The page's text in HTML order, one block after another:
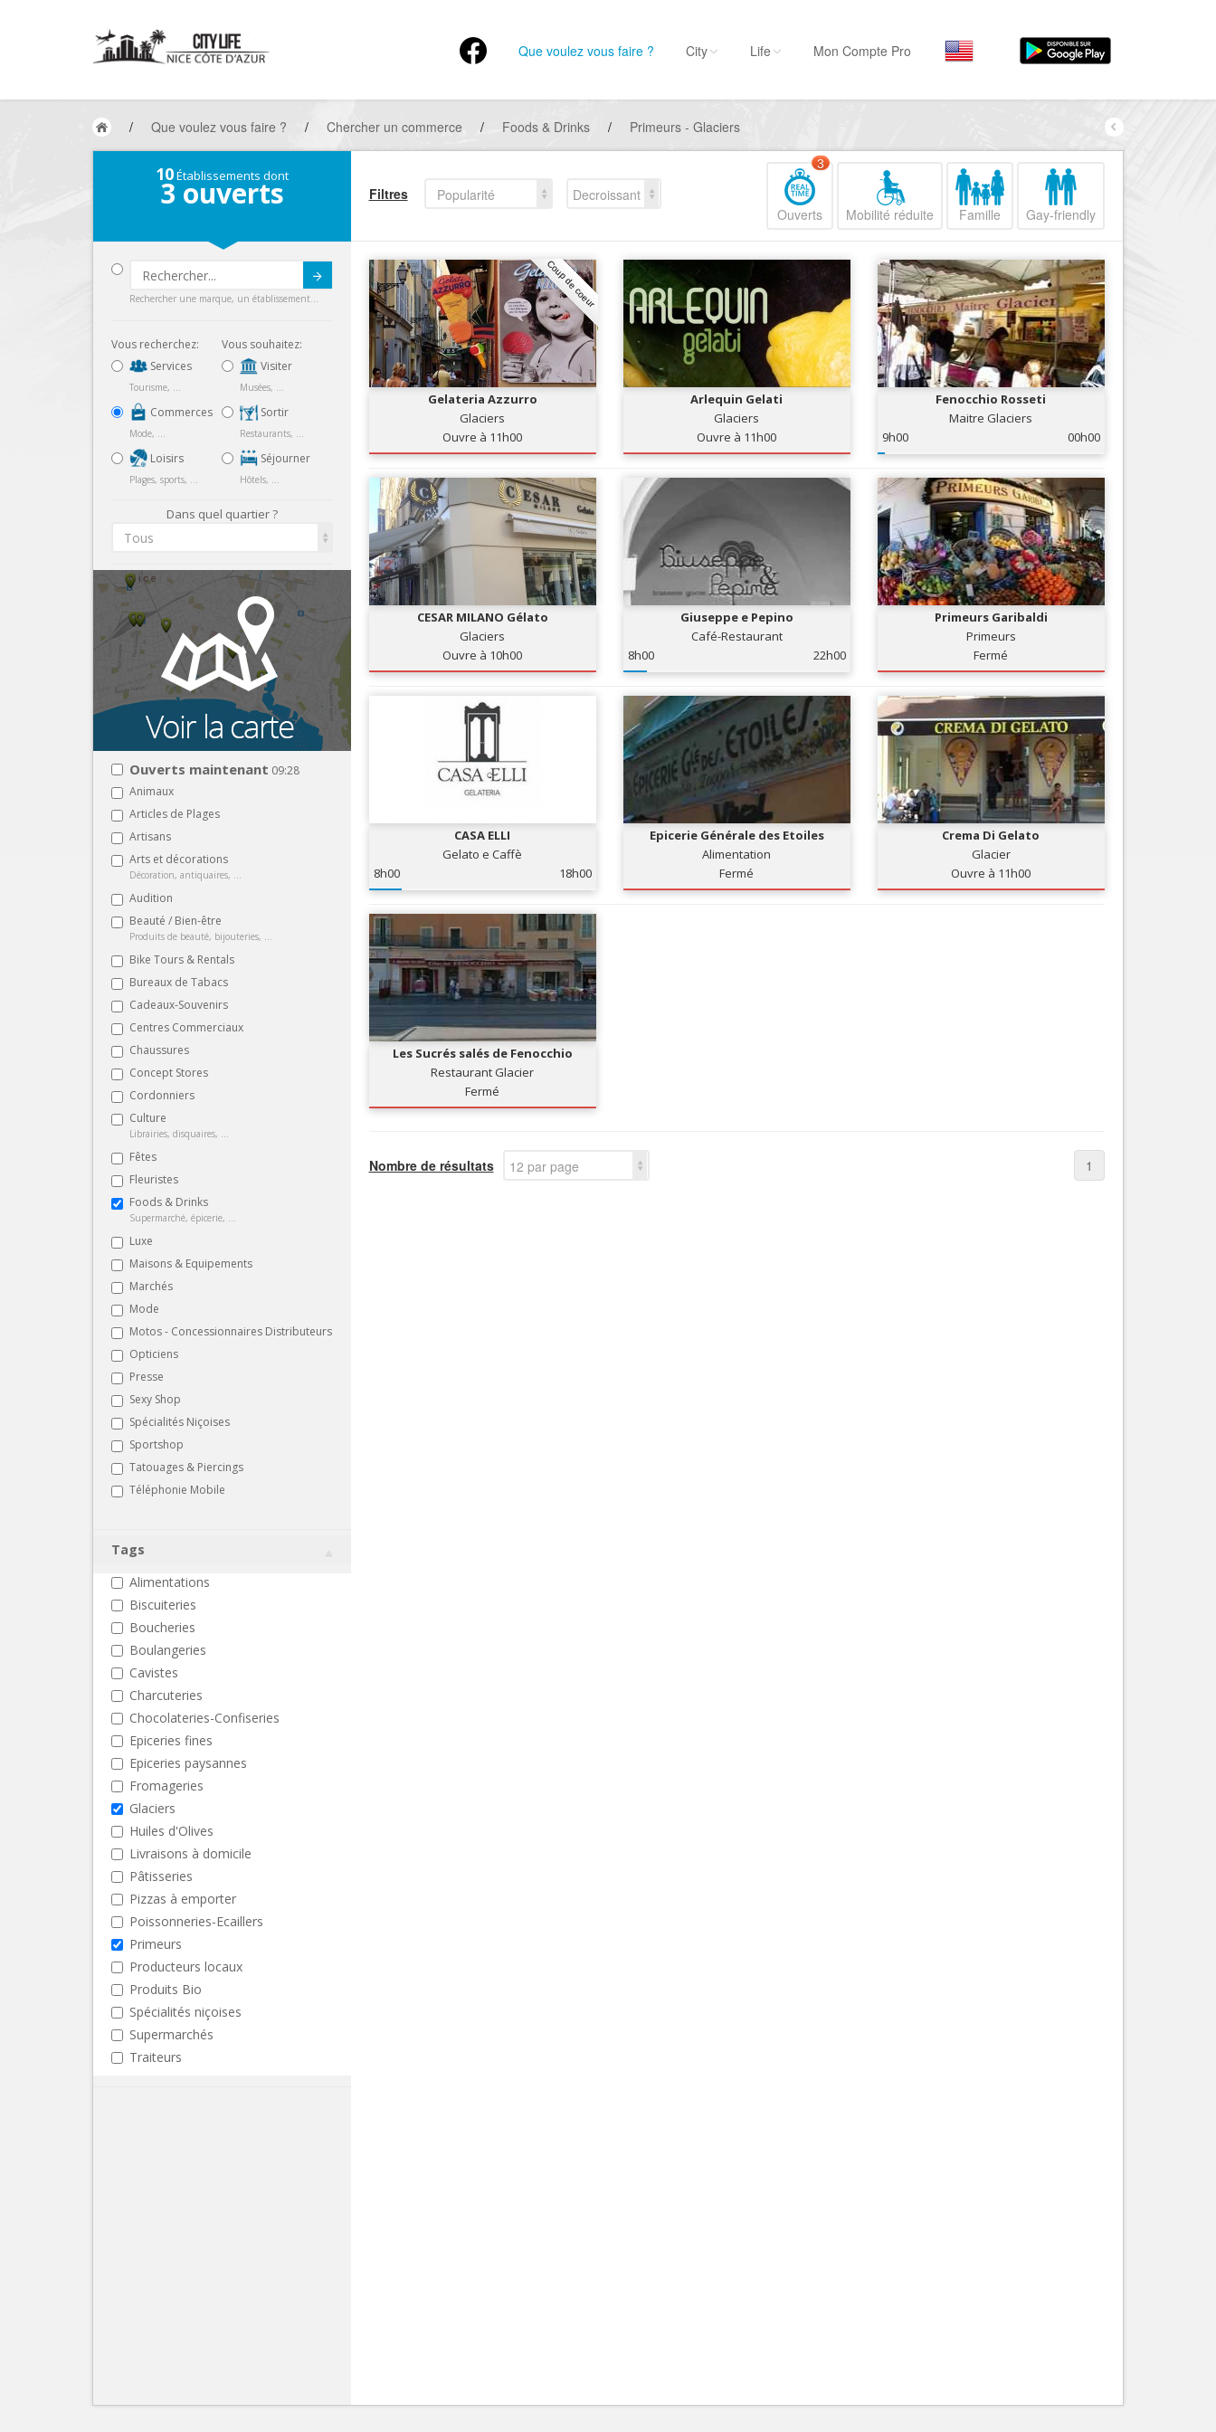
Que voulez vous faire ?
Hôtels, ...
Visiter
Sortir
Restaurants, ...
Commerces
Mode, ...
Loisirs
Plages, sports, ...
Services
Tourisme, ...
Par quartiers
Nice Promenade du
Nice le Port
Nice le Vieux Nice
Nice le Coeur de Ville
Nice les Collines Niçoises
Nice le petit Marais Niçois
Nice la plaine du Var
Nice Aéroport
City Life Mon Compte Pro
/ Que voulez vous faire ? / Chercher un commerce / Foods & Drinks / Primeurs - Glaciers
10Établissements dont
3 ouverts
Rechercher une marque, un établissement...
Vous recherchez:
Services
Tourisme, ...
Commerces
Mode, ...
Loisirs
Plages, sports, ...
Vous souhaitez:
Visiter
Musées, ...
Sortir
Restaurants, ...
Séjourner
Hôtels, ...
Dans quel quartier ?
Tous
Ouverts maintenant 09:28
Animaux
Articles de Plages
Artisans
Arts et décorations
Décoration, antiquaires, ...
Audition
Beauté / Bien-être
Produits de beauté, bijouteries, ...
Bike Tours & Rentals
Bureaux de Tabacs
Cadeaux-Souvenirs
Centres Commerciaux
Chaussures
Concept Stores
Cordonniers
Culture
Librairies, disquaires, ...
Fêtes
Fleuristes
Foods & Drinks
Supermarché, épicerie, ...
Luxe
Maisons & Equipements
Marchés
Mode
Motos - Concessionnaires Distributeurs
Opticiens
Presse
Sexy Shop
Spécialités Niçoises
Sportshop
Tatouages & Piercings
Téléphonie Mobile
Tags
Alimentations
Biscuiteries
Boucheries
Boulangeries
Cavistes
Charcuteries
Chocolateries-Confiseries
Epiceries fines
Epiceries paysannes
Fromageries
Glaciers
Huiles d'Olives
Livraisons à domicile
Pâtisseries
Pizzas à emporter
Poissonneries-Ecaillers
Primeurs
Producteurs locaux
Produits Bio
Spécialités niçoises
Supermarchés
Traiteurs
Filtres Popularité
Decroissant
Ouverts
3
Mobilité réduite Famille Gay-friendly
Coup de coeur
Gelateria Azzurro
Glaciers
Ouvre à 11h00
Arlequin Gelati
Glaciers
Ouvre à 11h00
Fenocchio Rosseti
Maitre Glaciers
9h00
00h00
CESAR MILANO Gélato
Glaciers
Ouvre à 10h00
Giuseppe e Pepino
Café-Restaurant
8h00
22h00
Primeurs Garibaldi
Primeurs
Fermé
CASA ELLI
Gelato e Caffè
8h00
18h00
Epicerie Générale des Etoiles
Alimentation
Fermé
Crema Di Gelato
Glacier
Ouvre à 11h00
Les Sucrés salés de Fenocchio
Restaurant Glacier
Fermé
Nombre de résultats 12 par page 1